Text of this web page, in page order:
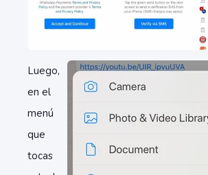
Luego,
en el
menú
que
tocas